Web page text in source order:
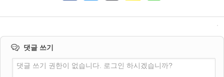
댓글 쓰기
댓글 쓰기 권한이 없습니다. 로그인 하시겠습니까?